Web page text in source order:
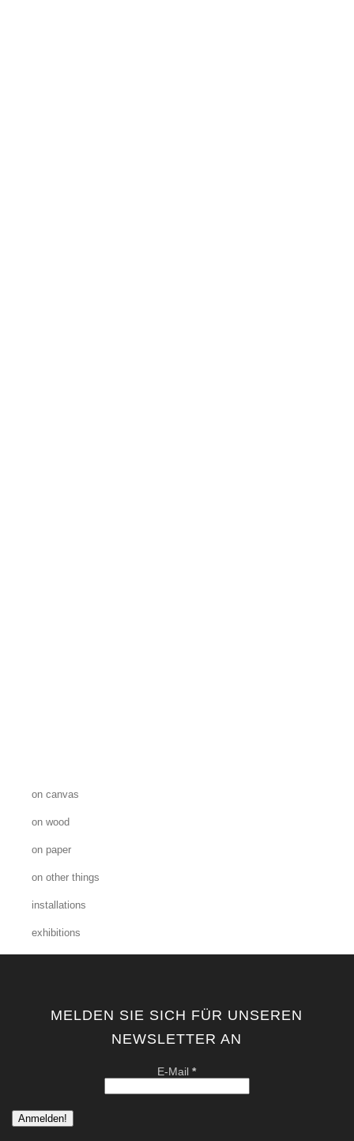
on canvas
on wood
on paper
on other things
installations
exhibitions
MELDEN SIE SICH FÜR UNSEREN
NEWSLETTER AN
E-Mail*